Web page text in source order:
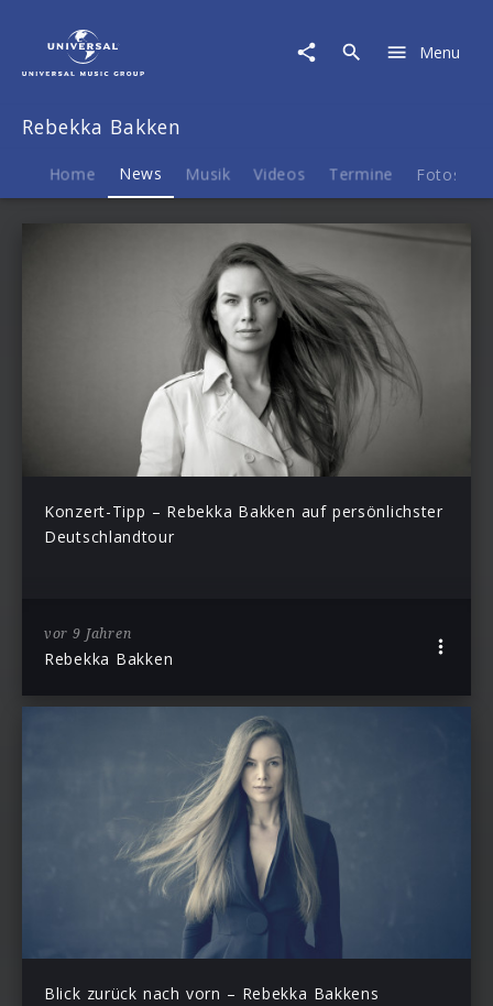
News
Menu
Rebekka Bakken
Home News Musik Videos Termine Fotos
Konzert-Tipp – Rebekka Bakken auf persönlichster
Deutschlandtour
vor 9 Jahren
Rebekka Bakken
Blick zurück nach vorn – Rebekka Bakkens